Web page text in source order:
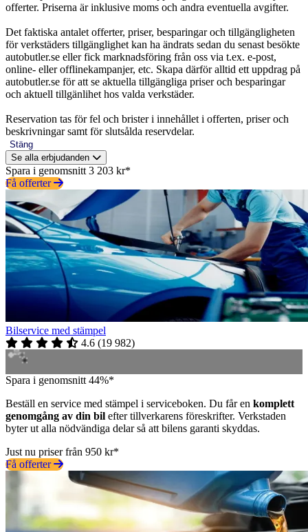
offerter. Priserna är inklusive moms och andra eventuella avgifter.
Det faktiska antalet offerter, priser, besparingar och tillgängligheten
för verkstäders tillgänglighet kan ha ändrats sedan du senast besökte
autobutler.se eller fick marknadsföring från oss via t.ex. e-post,
online- eller offlinekampanjer, etc. Skapa därför alltid ett uppdrag på
autobutler.se för att se aktuella tillgängliga priser och besparingar
och aktuell tillgänlihet hos valda verkstäder.
Reservation tas för fel och brister i innehållet i offerten, priser och
beskrivningar samt för slutsålda reservdelar.
Stäng
Se alla erbjudanden
Spara i genomsnitt 3 203 kr*
Få offerter
Bilservice med stämpel
4.6 (19 982)
Spara i genomsnitt 44%*
Beställ en service med stämpel i serviceboken. Du får en komplett
genomgång av din bil efter tillverkarens föreskrifter. Verkstaden
byter ut alla nödvändiga delar så att bilens garanti skyddas.
Just nu priser från 950 kr*
Få offerter